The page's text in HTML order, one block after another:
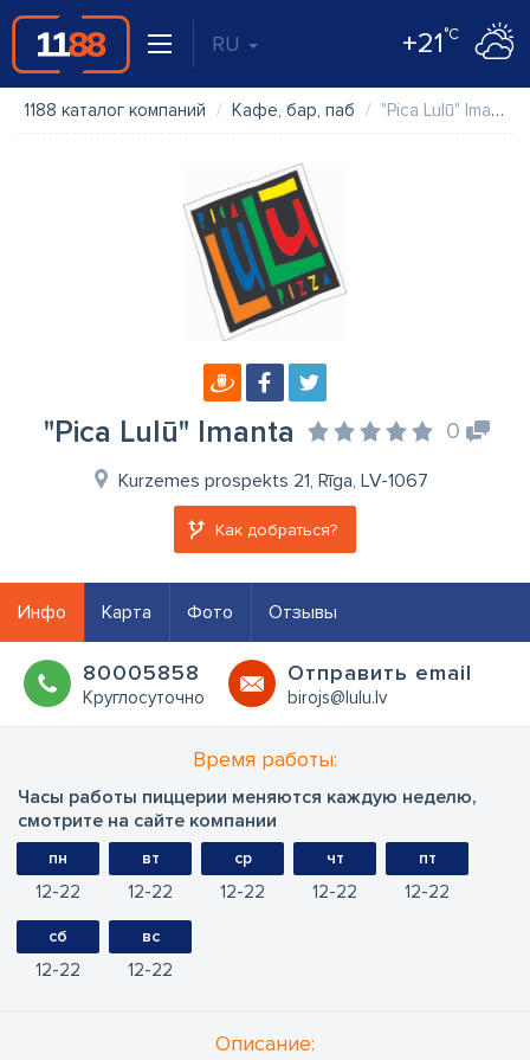
RU +21°C
1188 каталог компаний Кафе, бар, паб "Pica Lulū" Imanta
"Pica Lulū" Imanta 0
Kurzemes prospekts 21, Rīga, LV-1067
Как добраться?
Инфо Карта Фото Отзывы
80005858
Круглосуточно
Oтправить email
birojs@lulu.lv
Время работы:
Часы работы пиццерии меняются каждую неделю,
смотрите на сайте компании
пн
12 22
вт
12 22
ср
12 22
чт
12 22
пт
12 22
сб
12 22
вс
12 22
Oписание: